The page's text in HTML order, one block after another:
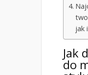
jak
Jak
do